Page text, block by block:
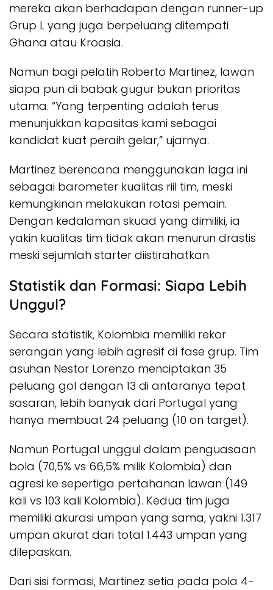
mereka akan berhadapan dengan runner-up
Grup L yang juga berpeluang ditempati
Ghana atau Kroasia.
Namun bagi pelatih Roberto Martinez, lawan
siapa pun di babak gugur bukan prioritas
utama. “Yang terpenting adalah terus
menunjukkan kapasitas kami sebagai
kandidat kuat peraih gelar,” ujarnya.
Martinez berencana menggunakan laga ini
sebagai barometer kualitas riil tim, meski
kemungkinan melakukan rotasi pemain.
Dengan kedalaman skuad yang dimiliki, ia
yakin kualitas tim tidak akan menurun drastis
meski sejumlah starter diistirahatkan.
Statistik dan Formasi: Siapa Lebih
Unggul?
Secara statistik, Kolombia memiliki rekor
serangan yang lebih agresif di fase grup. Tim
asuhan Nestor Lorenzo menciptakan 35
peluang gol dengan 13 di antaranya tepat
sasaran, lebih banyak dari Portugal yang
hanya membuat 24 peluang (10 on target).
Namun Portugal unggul dalam penguasaan
bola (70,5% vs 66,5% milik Kolombia) dan
agresi ke sepertiga pertahanan lawan (149
kali vs 103 kali Kolombia). Kedua tim juga
memiliki akurasi umpan yang sama, yakni 1.317
umpan akurat dari total 1.443 umpan yang
dilepaskan.
Dari sisi formasi, Martinez setia pada pola 4-